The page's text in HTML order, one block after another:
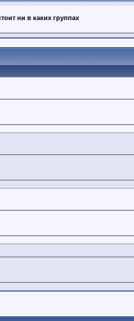
ни в каких группах